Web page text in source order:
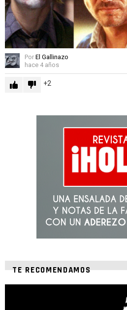
Por El Gallinazo
hace 4 años
2
TE RECOMENDAMOS